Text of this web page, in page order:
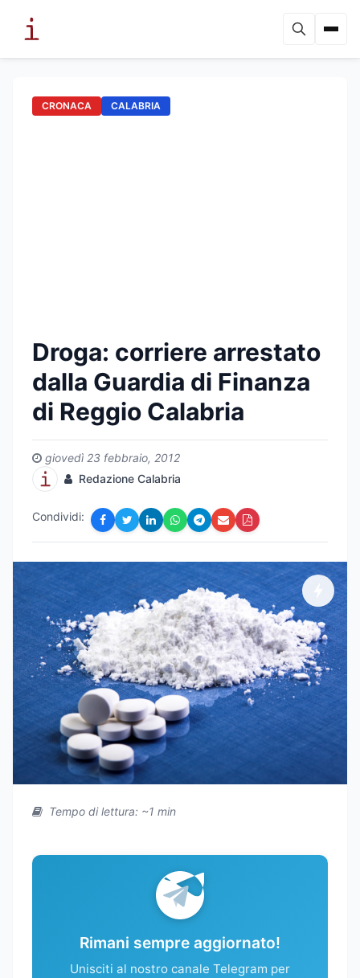
CRONACA CALABRIA
Droga: corriere arrestato
dalla Guardia di Finanza
di Reggio Calabria
giovedì 23 febbraio, 2012
Redazione Calabria
Condividi:
Tempo di lettura: ~1 min
Rimani sempre aggiornato!
Unisciti al nostro canale Telegram per